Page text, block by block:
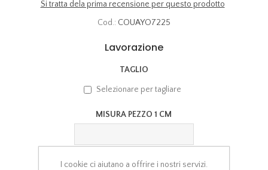
Si tratta dela prima recensione per questo prodotto
Cod.: COUAYO7225
Lavorazione
TAGLIO
Selezionare per tagliare
MISURA PEZZO 1 CM
I cookie ci aiutano a offrire i nostri servizi.